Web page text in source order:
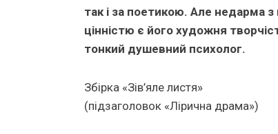
так і за поетикою. Але недарма
цінністю є його художня
тонкий душевний психолог.
Збірка «Зів’яле листя»
(підзаголовок «Лірична драма»)